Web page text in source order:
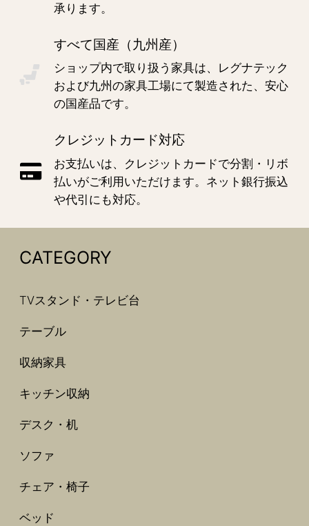
承ります。
すべて国産（九州産）
ショップ内で取り扱う家具は、レグナテック
および九州の家具工場にて製造された、安心
の国産品です。
クレジットカード対応
お支払いは、クレジットカードで分割・リボ
払いがご利用いただけます。ネット銀行振込
や代引にも対応。
CATEGORY
TVスタンド・テレビ台
テーブル
収納家具
キッチン収納
デスク・机
ソファ
チェア・椅子
ベッド